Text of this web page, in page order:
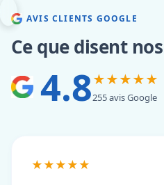
AVIS CLIENTS GOOGLE
Ce que disent
4.8★★★★★
255 avis Google
★★★★★